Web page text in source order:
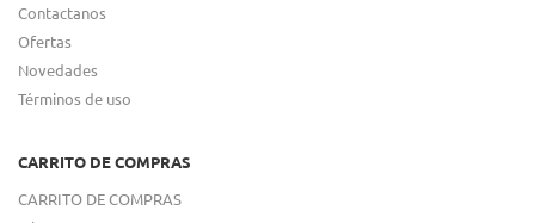
Contactanos
Ofertas
Novedades
Términos de uso
CARRITO DE COMPRAS
CARRITO DE COMPRAS